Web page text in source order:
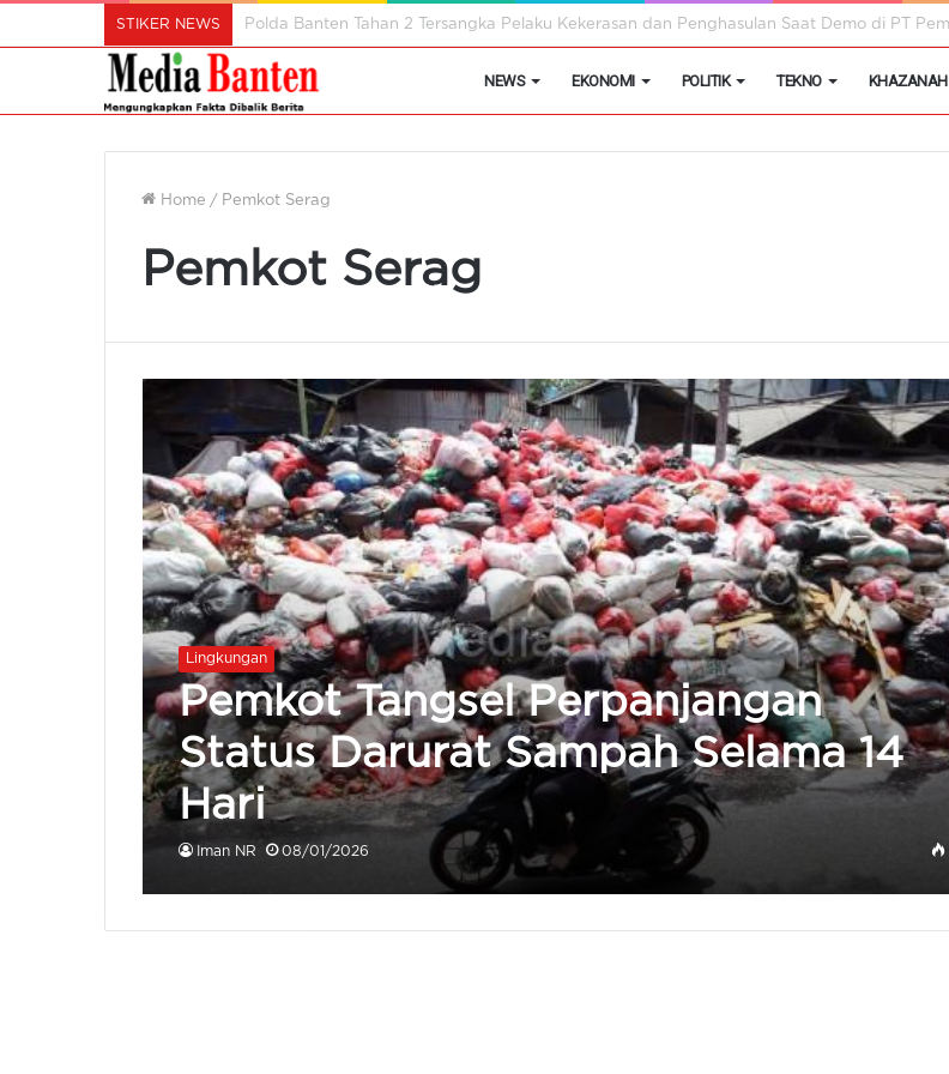
STIKER NEWS Istri Wali Kota Ajak Perempuan Cilegon Kembangkan Hobi Sebagai Peluang Usaha
NEWS EKONOMI POLITIK TEKNO KHAZANAH
Home / Pemkot Serag
Pemkot Serag
Lingkungan
Pemkot Tangsel Perpanjangan
Status Darurat Sampah Selama 14
Hari
Iman NR 08/01/2026